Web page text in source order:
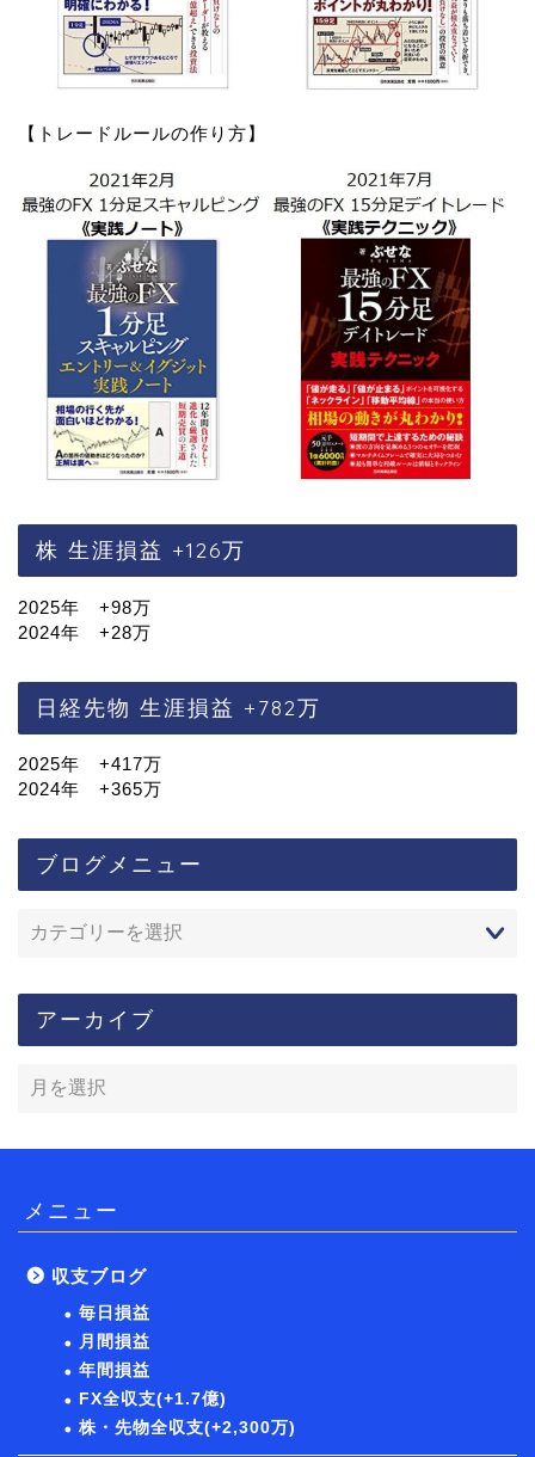
【トレードルールの作り方】
株 生涯損益 +126万
2025年 +98万
2024年 +28万
日経先物 生涯損益 +782万
2025年 +417万
2024年 +365万
ブログメニュー
アーカイブ
メニュー
収支ブログ
毎日損益
月間損益
年間損益
FX全収支(+1.7億)
株・先物全収支(+2,300万)